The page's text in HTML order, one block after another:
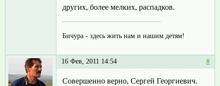
других, более мелких, распадков.
Бичура - здесь жить нам и нашим детям!
16 Фев, 2011 14:54 #
Совершенно верно, Сергей Георгиевич.